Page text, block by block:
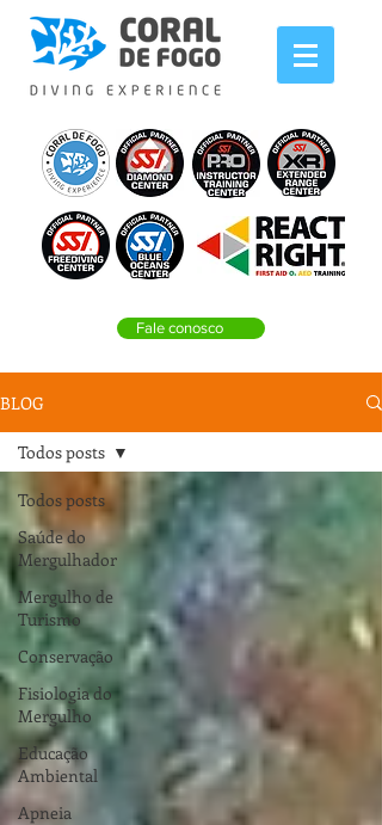
Fale conosco
BLOG
Todos posts
Saúde do
Mergulhador
Mergulho de
Turismo
Conservação
Fisiologia do
Mergulho
Educação
Ambiental
Apneia
Todos posts